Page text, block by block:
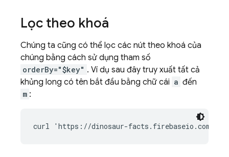
Lọc theo khoá
Chúng ta cũng có thể lọc các nút theo khoá của
chúng bằng cách sử dụng tham số
orderBy="$key" . Ví dụ sau đây truy xuất tất cả
khủng long có tên bắt đầu bằng chữ cái a đến
m :